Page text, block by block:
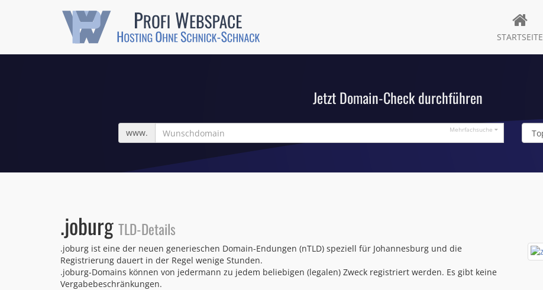
STARTSEITE
Jetzt Domain-Check durchführen
Wunschdomain
www. Mehrfachsuche
.joburg TLD-Details
.joburg ist eine der neuen generieschen Domain-Endungen (nTLD) speziell für Johannesburg und die
Registrierung dauert in der Regel wenige Stunden.
.joburg-Domains können von jedermann zu jedem beliebigen (legalen) Zweck registriert werden. Es gibt keine
Vergabebeschränkungen.